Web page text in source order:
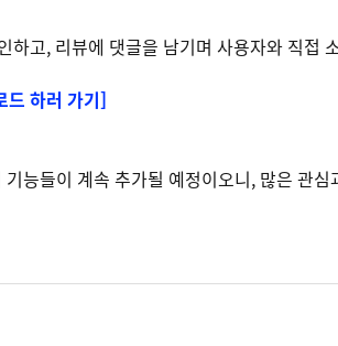
하고, 리뷰에 댓글을 남기며 사용자와 직접
드 하러 가기]
능들이 계속 추가될 예정이오니, 많은 관